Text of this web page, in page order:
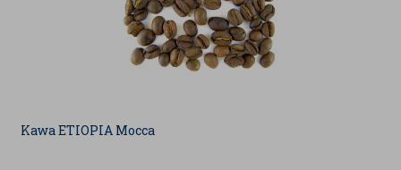
Kawa ETIOPIA Mocca